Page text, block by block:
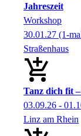
Tanz dich fit
03.09.26 -
Linz am Rhein
Jahreszeit
Workshop
30.01.27 (1-
Straßenhaus